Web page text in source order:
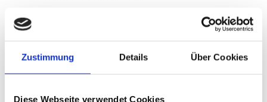
Zustimmung Details Über Cookies
Diese Webseite verwendet Cookies
Narkoseverfahren (Inhalationsnarkose und
Narkoseüberwachung)
Stationäre Unterbringung in beheizten Boxen